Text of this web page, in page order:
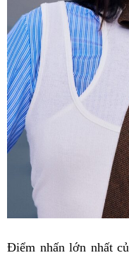
Điểm nhấn lớn nhất